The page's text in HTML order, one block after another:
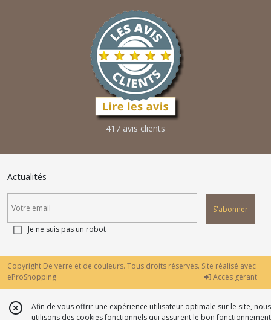
417 avis clients
Actualités
S'abonner
Je ne suis pas un robot
Copyright De verre et de couleurs. Tous droits réservés. Site réalisé avec
eProShopping
Accès gérant
Afin de vous offrir une expérience utilisateur optimale sur le site, nous
utilisons des cookies fonctionnels qui assurent le bon fonctionnement